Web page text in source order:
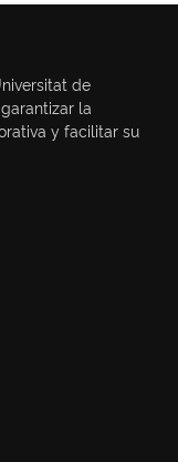
de
la
y facilitar su